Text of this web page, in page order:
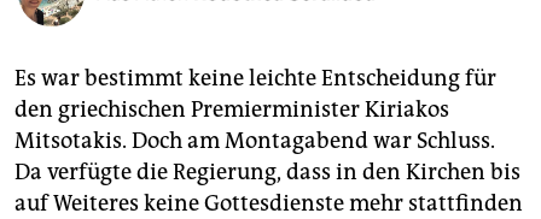
shop
unterstützen
abo
genossenschaft
Es war bestimmt keine leichte Entscheidung für
den griechischen Premierminister Kiriakos
Mitsotakis. Doch am Montagabend war Schluss.
Da verfügte die Regierung, dass in den Kirchen bis
auf Weiteres keine Gottesdienste mehr stattfinden